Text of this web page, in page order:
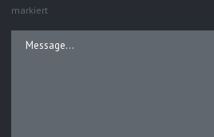
markiert